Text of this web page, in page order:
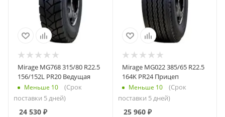
Mirage MG768 315/80 R22.5
156/152L PR20 Ведущая
Меньше 10
(Срок
поставки 5 дней)
24 530 ₽
Mirage MG022 385/65 R22.5
164K PR24 Прицеп
Меньше 10
(Срок
поставки 5 дней)
25 960₽